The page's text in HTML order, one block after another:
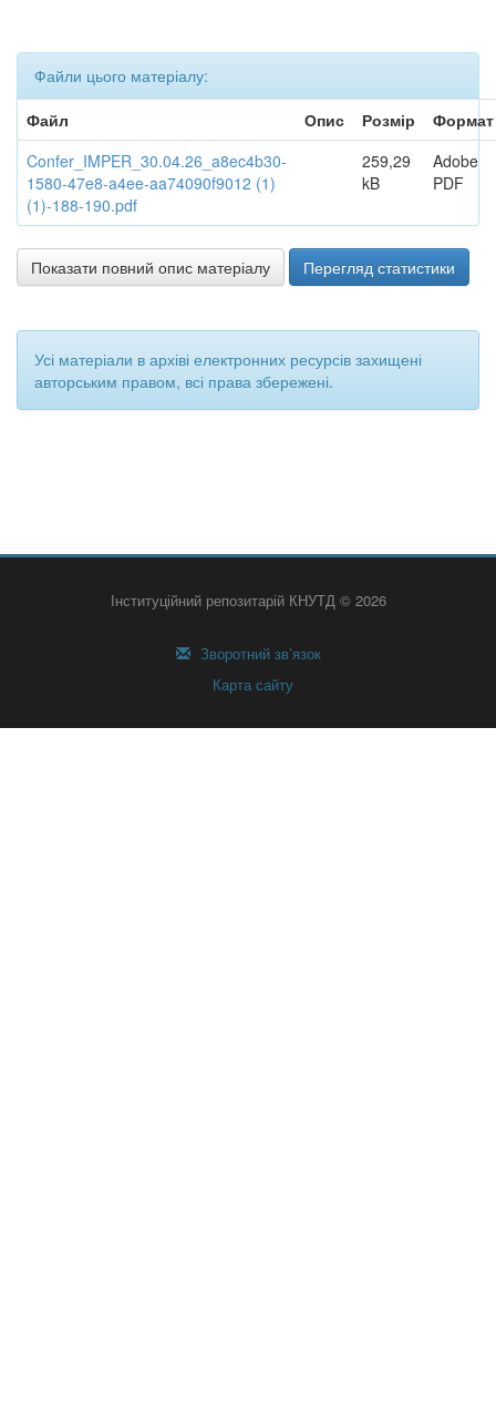
Файли цього матеріалу:
Файл
Опис Розмір
Формат
Confer_IMPER_30.04.26_a8ec4b30-
1580-47e8-a4ee-aa74090f9012 (1)
(1)-188-190.pdf
259,29
kB
Adobe
PDF
Показати повний опис матеріалу Перегляд статистики
Усі матеріали в архіві електронних ресурсів захищені
авторським правом, всі права збережені.
Інституційний репозитарій КНУТД © 2026
Зворотний зв’язок
Карта сайту